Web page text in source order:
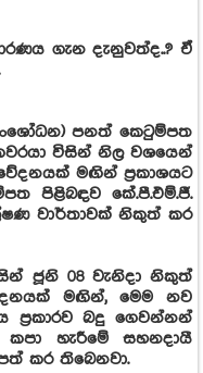
ගැන දැනුවත්ද..? ඒ
පනත් කෙටුම්පත
විසින් නිල වශයෙන්
මඟින් ප්‍රකාශයට
පිළිබඳව කේ.පී.එම්.ජී.
වාර්තාවක් නිකුත් කර
ජූනි 08 වැනිදා නිකුත්
මඟින්, මෙම නව
බදු ගෙවන්නන්
හැරීමේ සහනදායී
කර තිබෙනවා.